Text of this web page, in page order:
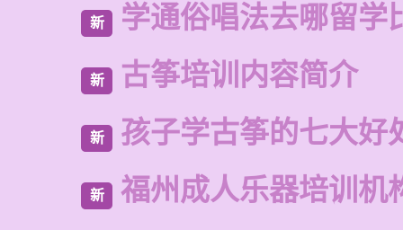
新 学通俗唱法去哪留学
新 古筝培训内容简介
新 孩子学古筝的七大好
新 福州成人乐器培训机